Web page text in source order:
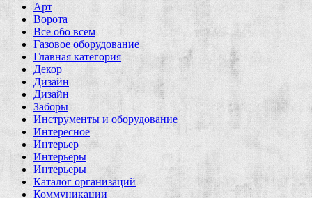
Арт
Ворота
Все обо всем
Газовое оборудование
Главная категория
Декор
Дизайн
Дизайн
Заборы
Инструменты и оборудование
Интересное
Интерьер
Интерьеры
Интерьеры
Каталог организаций
Коммуникации